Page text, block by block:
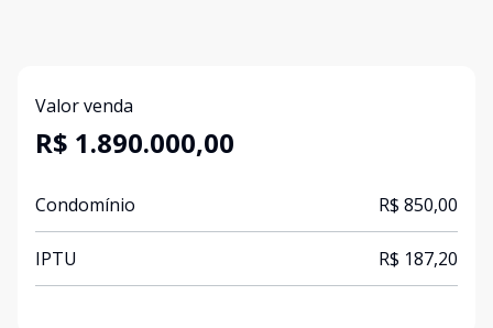
Valor venda
R$ 1.890.000,00
Condomínio R$ 850,00
IPTU R$ 187,20